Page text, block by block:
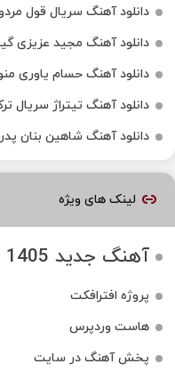
دانلود آهنگ سریال قول
دانلود آهنگ مجید عزیزی
دانلود آهنگ حسام یاوری
دانلود آهنگ تیتراژ سریال
دانلود آهنگ شاهین بنان پدر
لینک های ویژه
آهنگ جدید 1405
پروژه افترافکت
هاست وردپرس
پخش آهنگ در سایت